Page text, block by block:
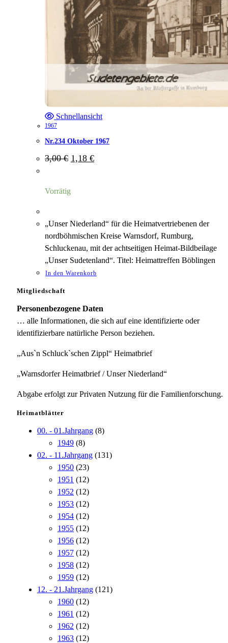
Schnellansicht
1967
Nr.234 Oktober 1967
3,00€ Ursprünglicher
Preis
1,18 €Aktueller
Preis
Vorrätig
„Unser Niederland“ für die Heimatvertriebenen der
nordböhmischen Kreise Warnsdorf, Rumburg,
Schluckenau, mit der achtseitigen Heimat-Bildbeilage
„Unser Sudetenland“. Titel: Heimattreffen Böblingen
In den Warenkorb
Mitgliedschaft
Personenbezogene Daten
… alle Informationen, die sich auf eine identifizierte oder
identifizierbare natürliche Person beziehen.
„Aus`n Schluck`schen Zippl“ Heimatbrief
„Warnsdorfer Heimatbrief / Unser Niederland“
Abgabe erfolgt zur Privaten Nutzung für die Familienforschung.
Heimatblätter
00. - 01.Jahrgang (8)
1949 (8)
02. - 11.Jahrgang (131)
1950 (23)
1951 (12)
1952 (12)
1953 (12)
1954 (12)
1955 (12)
1956 (12)
1957 (12)
1958 (12)
1959 (12)
12. - 21.Jahrgang (121)
1960 (12)
1961 (12)
1962 (12)
1963 (12)